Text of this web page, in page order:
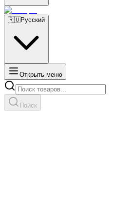
🇷🇺Русский
Открыть меню
Поиск